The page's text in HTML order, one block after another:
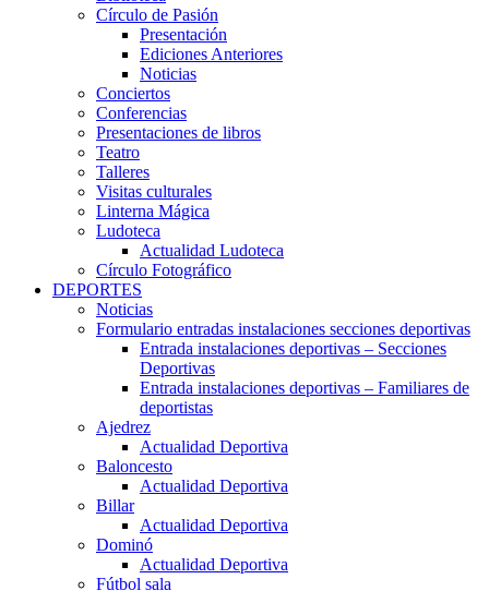
Círculo de Pasión
Presentación
Ediciones Anteriores
Noticias
Conciertos
Conferencias
Presentaciones de libros
Teatro
Talleres
Visitas culturales
Linterna Mágica
Ludoteca
Actualidad Ludoteca
Círculo Fotográfico
DEPORTES
Noticias
Formulario entradas instalaciones secciones deportivas
Entrada instalaciones deportivas – Secciones
Deportivas
Entrada instalaciones deportivas – Familiares de
deportistas
Ajedrez
Actualidad Deportiva
Baloncesto
Actualidad Deportiva
Billar
Actualidad Deportiva
Dominó
Actualidad Deportiva
Fútbol sala